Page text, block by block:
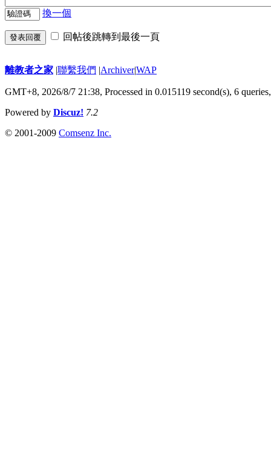
換一個
發表回覆 回帖後跳轉到最後一頁
離教者之家 |聯繫我們 |Archiver|WAP
GMT+8, 2026/8/7 21:38, Processed in 0.015119 second(s), 6
Powered by Discuz! 7.2
© 2001-2009 Comsenz Inc.